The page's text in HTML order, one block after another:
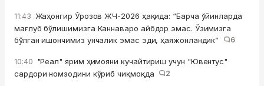
11:43 Жаҳонгир Ўрозов ЖЧ-2026 ҳақида: “Барча ўйинларда
мағлуб бўлишимизга Каннаваро айбдор эмас. Ўзимизга
бўлган ишончимиз унчалик эмас эди, ҳаяжонландик”
6
10:40 "Реал" ярим ҳимояни кучайтириш учун "Ювентус"
сардори номзодини кўриб чиқмоқда
2